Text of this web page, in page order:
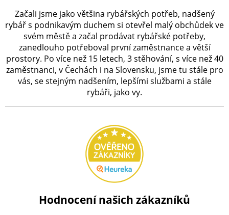
Začali jsme jako většina rybářských potřeb, nadšený
rybář s podnikavým duchem si otevřel malý obchůdek ve
svém městě a začal prodávat rybářské potřeby,
zanedlouho potřeboval první zaměstnance a větší
prostory. Po více než 15 letech, 3 stěhování, s více než 40
zaměstnanci, v Čechách i na Slovensku, jsme tu stále pro
vás, se stejným nadšením, lepšími službami a stále
rybáři, jako vy.
Hodnocení našich zákazníků